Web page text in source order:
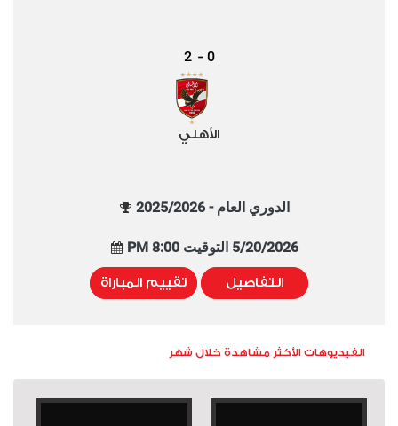
0
-
2
الأهلي
الدوري العام - 2025/2026
5/20/2026 التوقيت 8:00 PM
التفاصيل تقييم المباراة
الفيديوهات الأكثر مشاهدة خلال شهر